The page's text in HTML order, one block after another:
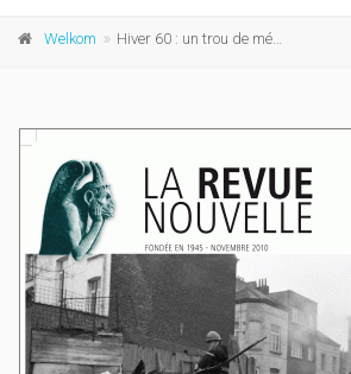
Welkom Hiver 60 : un trou de mémoire